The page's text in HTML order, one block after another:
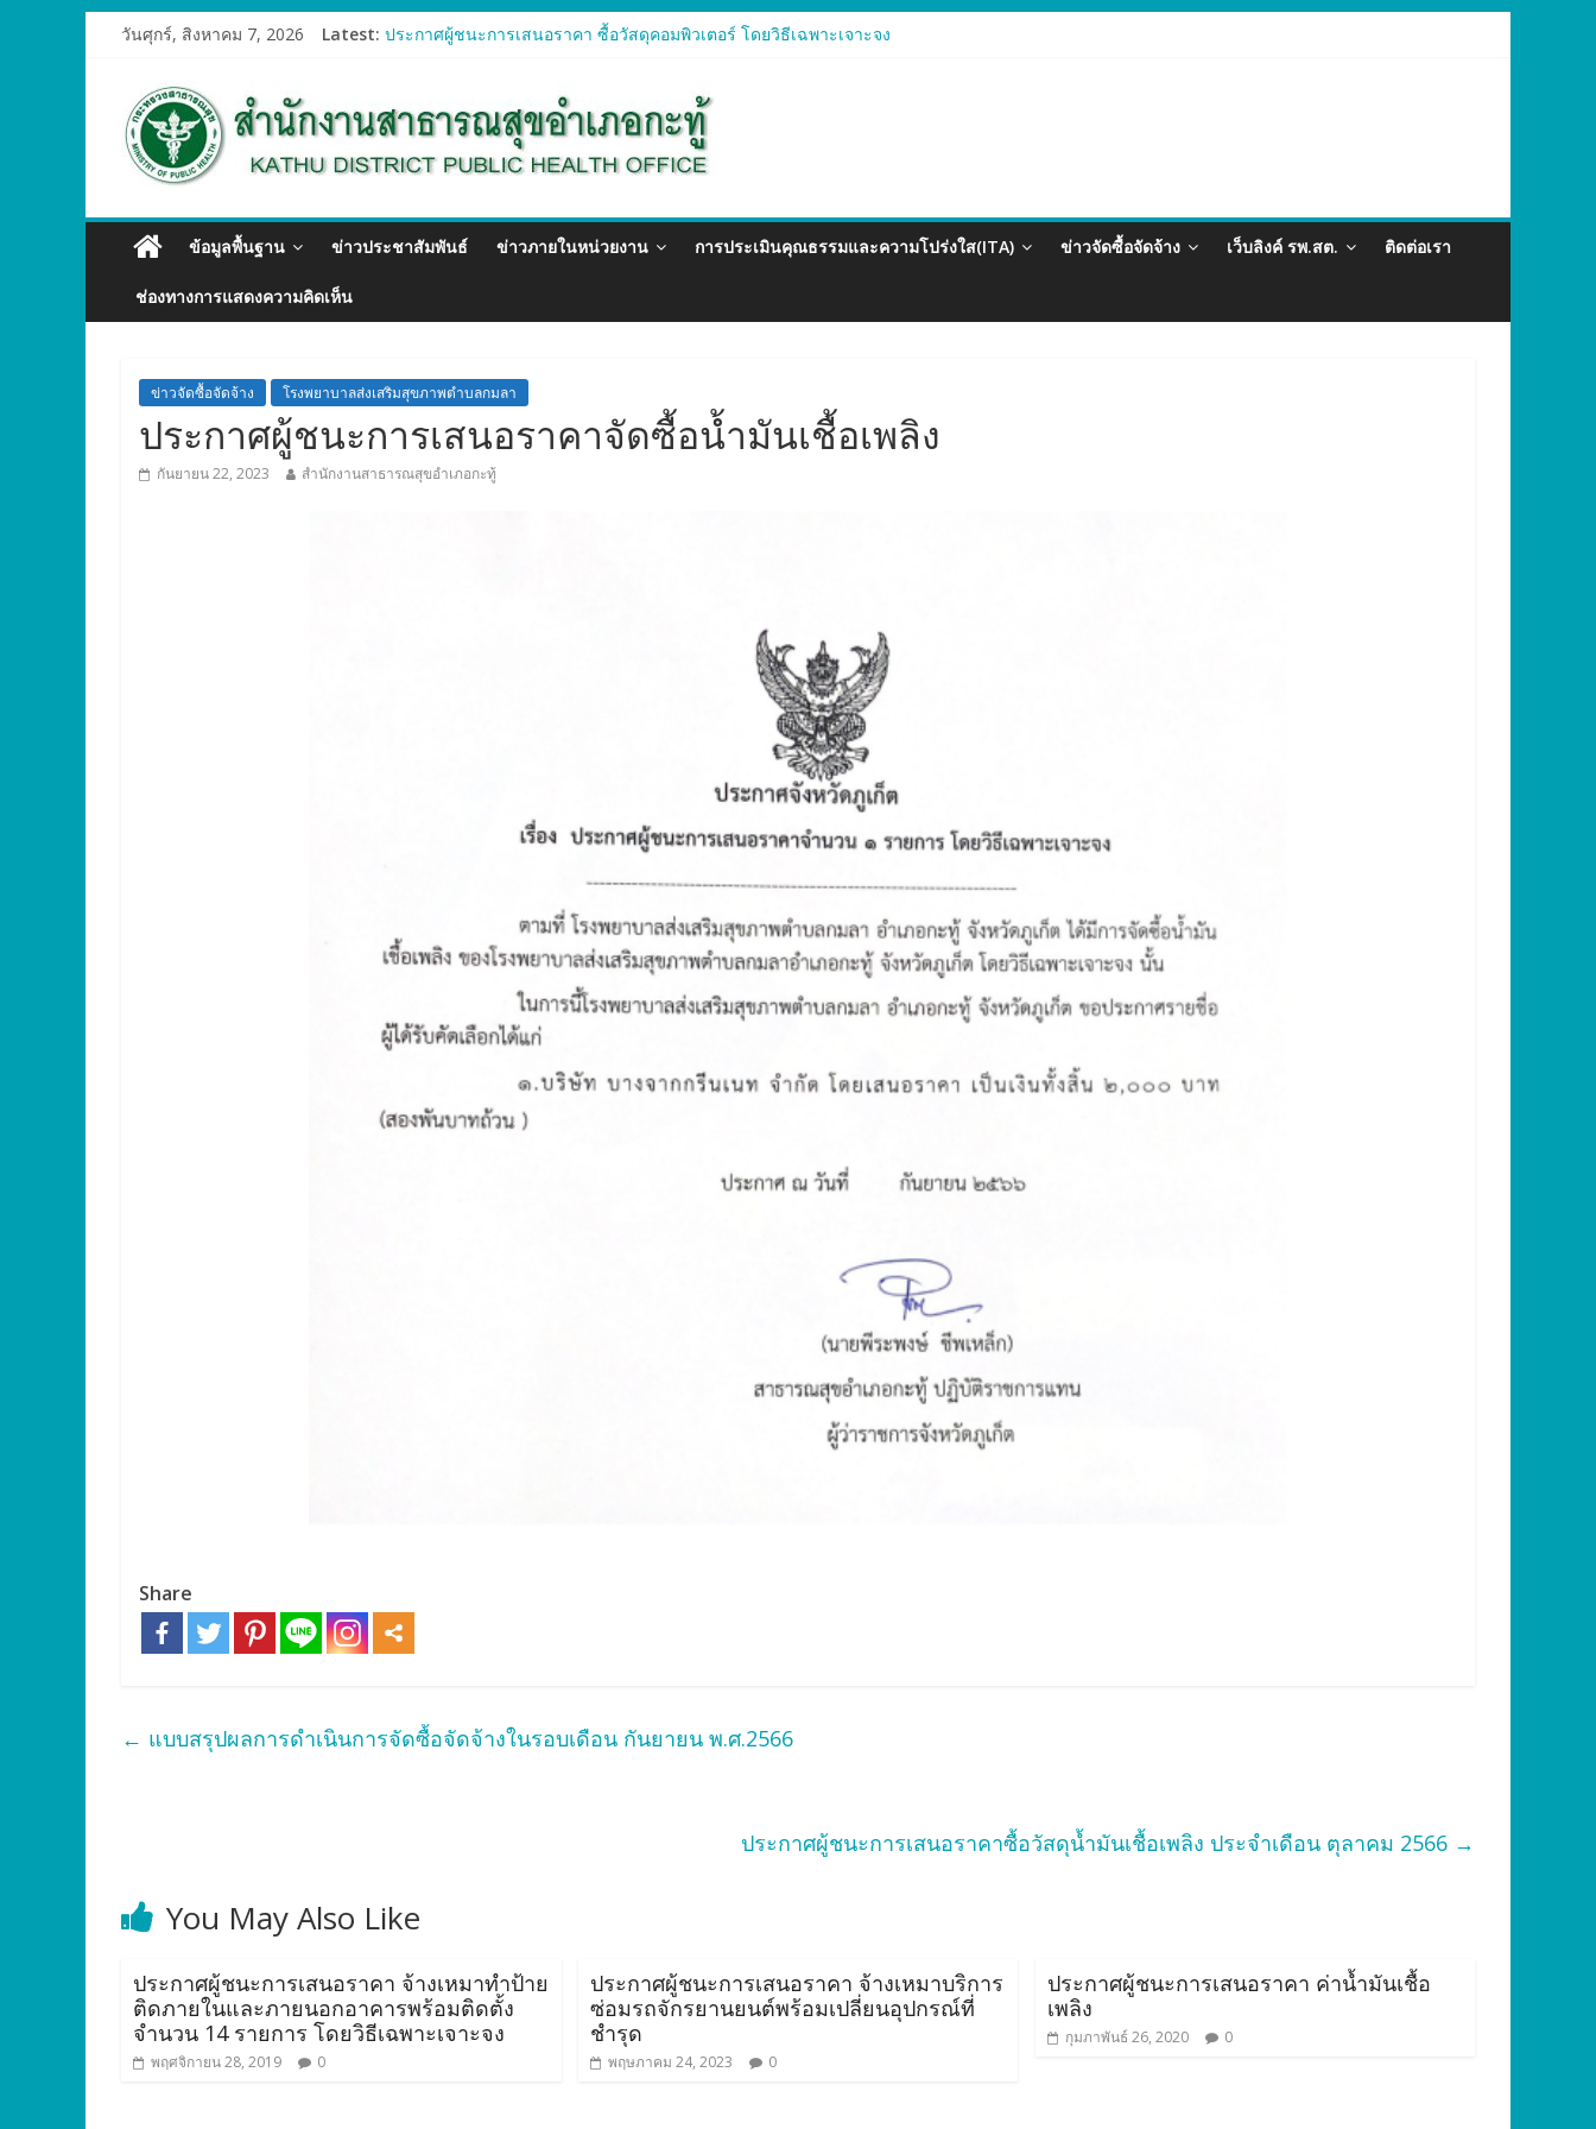
วันศุกร์, สิงหาคม 7, 2026 Latest: ประกาศผู้ชนะการเสนอราคา ซื้อวัสดุคอมพิวเตอร์ โดยวิธีเฉพาะเจาะจง
ประกาศผู้ชนะการเสนอรา ซื้อวัสดุงานบ้านงานครัว โดยวิธีเฉพาะเจาะจง
ประกาศผู้ชนะการเสนอราคา ซื้อวัสดุสำนักงาน โดยวิธีเฉพาะเจาะจง
ข้อมูลพื้นฐาน ข่าวประชาสัมพันธ์ ข่าวภายในหน่วยงาน การประเมินคุณธรรมและความโปร่งใส(ITA) ข่าวจัดซื้อจัดจ้าง เว็บลิงค์ รพ.สต. ติดต่อเรา
ช่องทางการแสดงความคิดเห็น
ข่าวจัดซื้อจัดจ้าง โรงพยาบาลส่งเสริมสุขภาพตำบลกมลา
ประกาศผู้ชนะการเสนอราคาจัดซื้อน้ำมันเชื้อเพลิง
กันยายน 22, 2023 สำนักงานสาธารณสุขอำเภอกะทู้
Share
← แบบสรุปผลการดำเนินการจัดซื้อจัดจ้างในรอบเดือน กันยายน พ.ศ.2566
ประกาศผู้ชนะการเสนอราคาซื้อวัสดุน้ำมันเชื้อเพลิง ประจำเดือน ตุลาคม 2566 →
You May Also Like
ประกาศผู้ชนะการเสนอราคา จ้างเหมาทำป้าย
ติดภายในและภายนอกอาคารพร้อมติดตั้ง
จำนวน 14 รายการ โดยวิธีเฉพาะเจาะจง
พฤศจิกายน 28, 2019 0
ประกาศผู้ชนะการเสนอราคา จ้างเหมาบริการ
ซ่อมรถจักรยานยนต์พร้อมเปลี่ยนอุปกรณ์ที่
ชำรุด
พฤษภาคม 24, 2023 0
ประกาศผู้ชนะการเสนอราคา ค่าน้ำมันเชื้อ
เพลิง
กุมภาพันธ์ 26, 2020 0